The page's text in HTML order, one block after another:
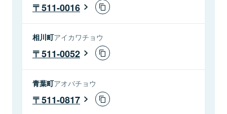
511-0016
相川町アイカワチョウ
511-0052
青葉町アオバチョウ
511-0817